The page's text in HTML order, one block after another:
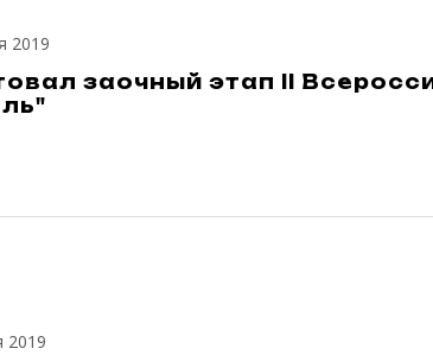
2019
заочный этап II
2019